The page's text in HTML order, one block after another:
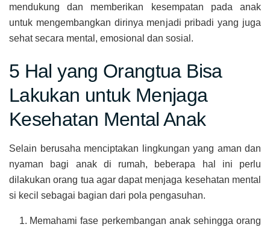
mendukung dan memberikan kesempatan pada anak
untuk mengembangkan dirinya menjadi pribadi yang juga
sehat secara mental, emosional dan sosial.
5 Hal yang Orangtua Bisa
Lakukan untuk Menjaga
Kesehatan Mental Anak
Selain berusaha menciptakan lingkungan yang aman dan
nyaman bagi anak di rumah, beberapa hal ini perlu
dilakukan orang tua agar dapat menjaga kesehatan mental
si kecil sebagai bagian dari pola pengasuhan.
Memahami fase perkembangan anak sehingga orang